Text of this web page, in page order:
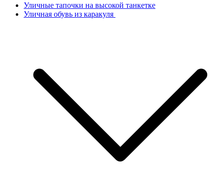
Уличные тапочки на высокой танкетке
Уличная обувь из каракуля